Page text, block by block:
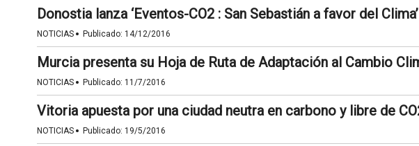
Donostia lanza ‘Eventos-CO2 : San Sebastián a favor del Clima’
NOTICIAS · Publicado: 14/12/2016
Murcia presenta su Hoja de Ruta de Adaptación al Cambio
NOTICIAS · Publicado: 11/7/2016
Vitoria apuesta por una ciudad neutra en carbono y libre de
NOTICIAS · Publicado: 19/5/2016